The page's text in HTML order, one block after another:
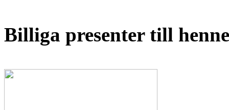
Billiga presenter till